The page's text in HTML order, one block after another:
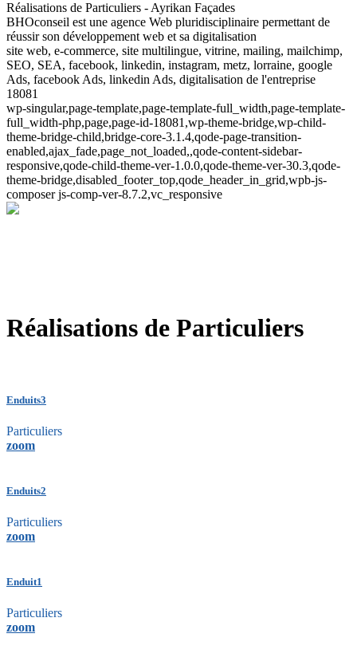
Réalisations de Particuliers - Ayrikan Façades
BHOconseil est une agence Web pluridisciplinaire permettant de
réussir son développement web et sa digitalisation
site web, e-commerce, site multilingue, vitrine, mailing, mailchimp,
SEO, SEA, facebook, linkedin, instagram, metz, lorraine, google
Ads, facebook Ads, linkedin Ads, digitalisation de l'entreprise
18081
wp-singular,page-template,page-template-full_width,page-template-
full_width-php,page,page-id-18081,wp-theme-bridge,wp-child-
theme-bridge-child,bridge-core-3.1.4,qode-page-transition-
enabled,ajax_fade,page_not_loaded,,qode-content-sidebar-
responsive,qode-child-theme-ver-1.0.0,qode-theme-ver-30.3,qode-
theme-bridge,disabled_footer_top,qode_header_in_grid,wpb-js-
composer js-comp-ver-8.7.2,vc_responsive
Réalisations de Particuliers
Enduits3
Particuliers
zoom
Enduits2
Particuliers
zoom
Enduit1
Particuliers
zoom